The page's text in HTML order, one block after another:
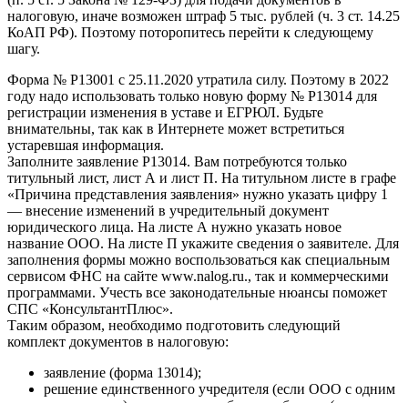
налоговую, иначе возможен штраф 5 тыс. рублей (ч. 3 ст. 14.25
КоАП РФ). Поэтому поторопитесь перейти к следующему
шагу.
Форма № Р13001 с 25.11.2020 утратила силу. Поэтому в 2022
году надо использовать только новую форму № Р13014 для
регистрации изменения в уставе и ЕГРЮЛ. Будьте
внимательны, так как в Интернете может встретиться
устаревшая информация.
Заполните заявление Р13014. Вам потребуются только
титульный лист, лист А и лист П. На титульном листе в графе
«Причина представления заявления» нужно указать цифру 1
— внесение изменений в учредительный документ
юридического лица. На листе А нужно указать новое
название ООО. На листе П укажите сведения о заявителе. Для
заполнения формы можно воспользоваться как специальным
сервисом ФНС на сайте www.nalog.ru., так и коммерческими
программами. Учесть все законодательные нюансы поможет
СПС «КонсультантПлюс».
Таким образом, необходимо подготовить следующий
комплект документов в налоговую:
заявление (форма 13014);
решение единственного учредителя (если ООО с одним